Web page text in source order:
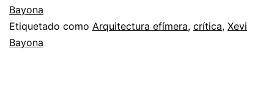
no
Bayona
Etiquetado como Arquitectura efímera, crítica, Xevi
Bayona